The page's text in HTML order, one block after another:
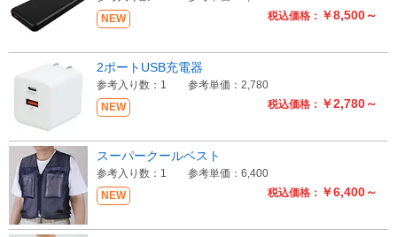
NEW 税込価格： ￥8,500～
NEW 税込価格： ￥2,780～
2ポートUSB充電器
参考入り数：1 参考単価：2,780
NEW 税込価格： ￥6,400～
スーパークールベスト
参考入り数：1 参考単価：6,400